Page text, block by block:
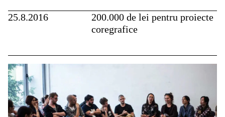
25.8.2016
200.000 de lei pentru proiecte
coregrafice